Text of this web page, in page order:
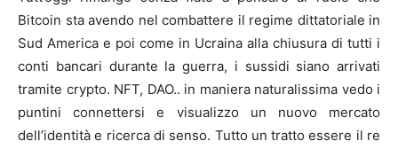
Bitcoin sta avendo nel combattere il regime dittatoriale in
Sud America e poi come in Ucraina alla chiusura di tutti i
conti bancari durante la guerra, i sussidi siano arrivati
tramite crypto. NFT, DAO.. in maniera naturalissima vedo i
puntini connettersi e visualizzo un nuovo mercato
dell’identità e ricerca di senso. Tutto un tratto essere il re